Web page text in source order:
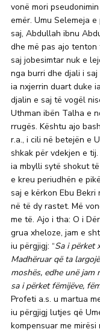
vonë mori
emër. Umu Selemeja
saj, Abdullah ibnu
dhe më pas ajo
saj jobesimtar nuk e
nga burri dhe djali i
ia nxjerrin duart duke
djalin e saj të vogël
Uthman ibën Talha e
rrugës. Kështu ajo
r.a., i cili në betejën e
shkak për vdekjen e
ia mbylli sytë shokut
e kreu periudhën e
saj e kërkon Ebu Bekri
në të dy rastet. Më
me të. Ajo i tha: O i
grua xheloze, jam e
iu përgjigj: “Sa i përket
Madhëruar që ta
moshës, edhe unë jam
sa i përket fëmijëve,
Profeti a.s. u martua
iu përgjigj lutjes që
kompensuar me